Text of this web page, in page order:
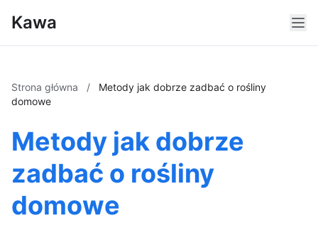
Kawa
Strona główna /
Metody jak dobrze zadbać o rośliny
domowe
Metody jak dobrze
zadbać o rośliny
domowe